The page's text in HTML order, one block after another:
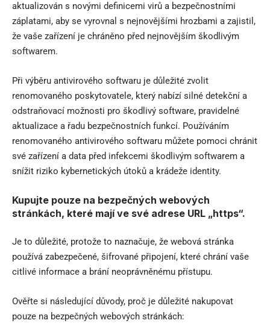
aktualizován s novými definicemi virů a bezpečnostními
záplatami, aby se vyrovnal s nejnovějšími hrozbami a zajistil,
že vaše zařízení je chráněno před nejnovějším škodlivým
softwarem.
Při výběru antivirového softwaru je důležité zvolit
renomovaného poskytovatele, který nabízí silné detekční a
odstraňovací možnosti pro škodlivý software, pravidelné
aktualizace a řadu bezpečnostních funkcí. Používáním
renomovaného antivirového softwaru můžete pomoci chránit
své zařízení a data před infekcemi škodlivým softwarem a
snížit riziko kybernetických útoků a krádeže identity.
Kupujte pouze na bezpečných webových
stránkách, které mají ve své adrese URL „https“.
Je to důležité, protože to naznačuje, že webová stránka
používá zabezpečené, šifrované připojení, které chrání vaše
citlivé informace a brání neoprávněnému přístupu.
Ověřte si následující důvody, proč je důležité nakupovat
pouze na bezpečných webových stránkách: